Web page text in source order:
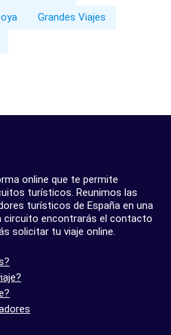
Grandes Viajes
online que te permite
turísticos. Reunimos las
turísticos de España en una
circuito encontrarás el contacto
solicitar tu viaje online.